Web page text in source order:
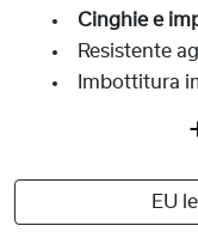
Cinghie e
Resistente
Imbottitura
EU